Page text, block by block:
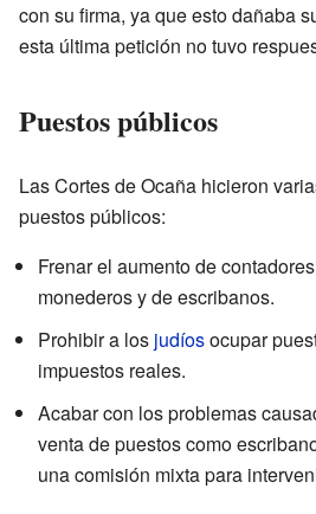
con su firma, ya que esto dañaba
esta última petición no tuvo
Puestos públicos
Las Cortes de Ocaña hicieron
puestos públicos:
Frenar el aumento de
monederos y de escribanos.
Prohibir a los judíosocupar
impuestos reales.
Acabar con los problemas
venta de puestos como
una comisión mixta para